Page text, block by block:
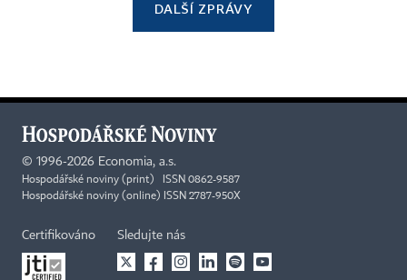
DALŠÍ ZPRÁVY
© 1996-2026 Economia, a.s.
Hospodářské noviny (print) ISSN 0862-9587
Hospodářské noviny (online) ISSN 2787-950X
Certifikováno Sledujte nás